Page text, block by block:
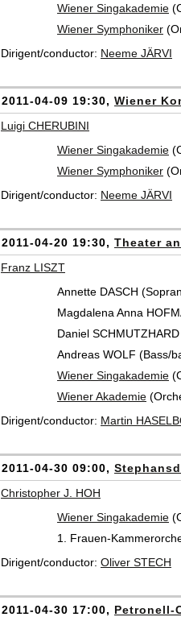
Wiener Singakademie
Wiener Symphoniker
Dirigent/conductor: Neeme JÄRVI
2011-04-09 19:30, Wiener
Luigi CHERUBINI
Wiener Singakademie
Wiener Symphoniker
Dirigent/conductor: Neeme JÄRVI
2011-04-20 19:30, Theater
Franz LISZT
Annette DASCH
Magdalena Anna
Daniel
Andreas WOLF (Bass/
Wiener Singakademie
Wiener Akademie
Dirigent/conductor: Martin
2011-04-30 09:00,
Christopher J. HOH
Wiener Singakademie
1. Frauen-
Dirigent/conductor: Oliver STECH
2011-04-30 17:00, Petronell-